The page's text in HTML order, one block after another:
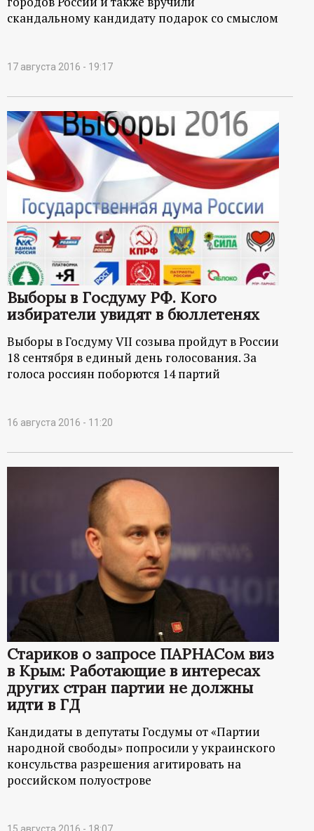
скандальному кандидату подарок со смыслом
17 августа 2016 - 19:17
Выборы в Госдуму РФ. Кого
избиратели увидят в бюллетенях
Выборы в Госдуму VII созыва пройдут в России
18 сентября в единый день голосования. За
голоса россиян поборются 14 партий
16 августа 2016 - 11:20
Стариков о запросе ПАРНАСом виз
в Крым: Работающие в интересах
других стран партии не должны
идти в ГД
Кандидаты в депутаты Госдумы от «Партии
народной свободы» попросили у украинского
консульства разрешения агитировать на
российском полуострове